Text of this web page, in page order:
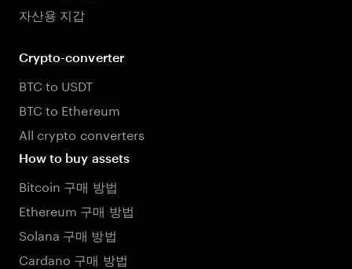
자산용 지갑
Crypto-converter
BTC to USDT
BTC to Ethereum
All crypto converters
How to buy assets
Bitcoin 구매 방법
Ethereum 구매 방법
Solana 구매 방법
Cardano 구매 방법